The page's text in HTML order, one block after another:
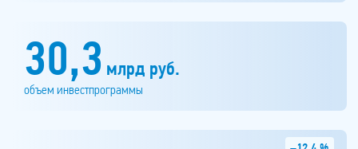
30,3 млрд руб.
объем инвестпрограммы